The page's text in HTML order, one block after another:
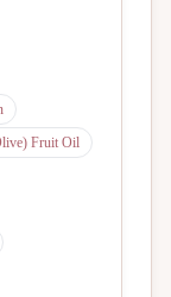
Fruit Oil